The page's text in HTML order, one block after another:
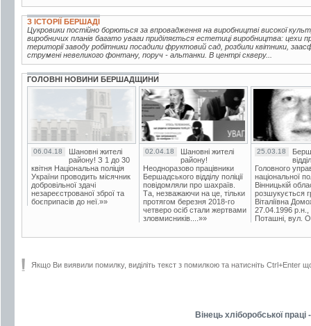
З ІСТОРІЇ БЕРШАДІ
Цукровики постійно борються за впровадження на виробництві високої
виробничих планів багато уваги приділяється естетиці виробництва: цехи
території заводу робітники посадили фруктовий сад, розбили квітники,
струмені невеликого фонтану, поруч - альтанки. В центрі скверу...
ГОЛОВНІ НОВИНИ БЕРШАДЩИНИ
06.04.18
Шановні жителі
району! З 1 до 30
квітня Національна поліція
України проводить місячник
добровільної здачі
незареєстрованої зброї та
боєприпасів до неї.»»
02.04.18
Шановні жителі
району!
Неодноразово працівники
Бершадського відділу поліції
повідомляли про шахраїв.
Та, незважаючи на це, тільки
протягом березня 2018-го
четверо осіб стали жертвами
зловмисників....»»
25.03.18
Головного
національної
Вінницькій
розшукується
Віталіївна
27.04.1996 р.н.,
Поташні, вул.
Якщо Ви виявили помилку, виділіть текст з помилкою та натисніть Ctrl+Enter
Вінець хліборобської